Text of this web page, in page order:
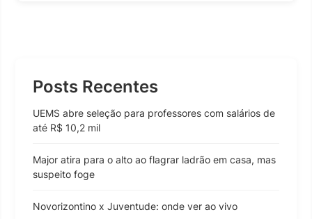
Posts Recentes
UEMS abre seleção para professores com salários de
até R$ 10,2 mil
Major atira para o alto ao flagrar ladrão em casa, mas
suspeito foge
Novorizontino x Juventude: onde ver ao vivo